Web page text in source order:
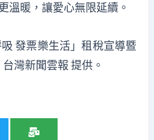
溫暖，讓愛心無限延續。
吸 發票樂生活」租稅宣導暨
台灣新聞雲報 提供。